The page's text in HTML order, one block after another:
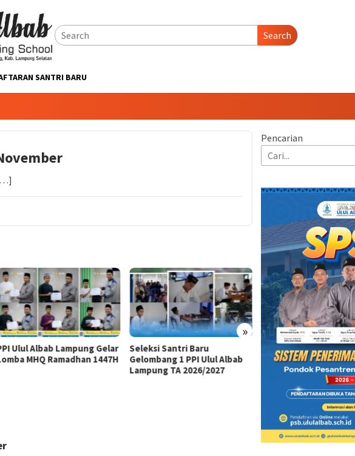
Search
SANTRI BARU
»
Ulul Albab Lampung Gelar
MHQ Ramadhan 1447H
Seleksi Santri Baru
Gelombang 1 PPI Ulul Albab
Lampung TA 2026/2027
Visi Dan Misi Pondok
Pesantren Islam Ulul
Pencarian